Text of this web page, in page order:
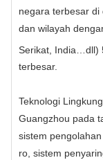
negara terbesar di
dan wilayah
Serikat, India…dll)
terbesar.
Teknologi
Guangzhou pada
sistem
ro, sistem